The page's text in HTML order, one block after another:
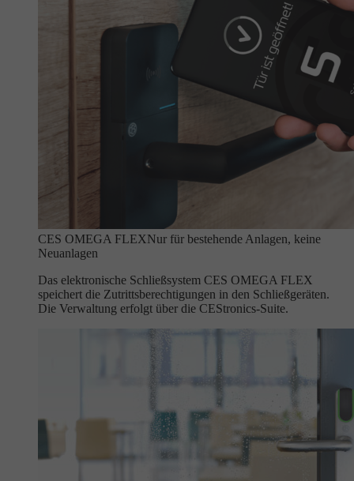
CES OMEGA FLEXNur für bestehende Anlagen, keine
Neuanlagen
Das elektronische Schließsystem CES OMEGA FLEX
speichert die Zutrittsberechtigungen in den Schließgeräten.
Die Verwaltung erfolgt über die CEStronics-Suite.